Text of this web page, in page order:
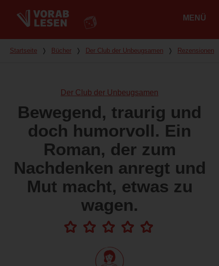
MENÜ
Du bist hier
Startseite ❭ Bücher ❭ Der Club der Unbeugsamen ❭ Rezensionen
Der Club der Unbeugsamen
Bewegend, traurig und
doch humorvoll. Ein
Roman, der zum
Nachdenken anregt und
Mut macht, etwas zu
wagen.